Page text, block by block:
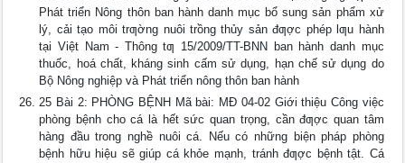
Phát triển Nông thôn ban hành danh mục bổ sung sản phẩm xử
lý, cải tạo môi trƣờng nuôi trồng thủy sản đƣợc phép lƣu hành
tại Việt Nam - Thông tƣ 15/2009/TT-BNN ban hành danh mục
thuốc, hoá chất, kháng sinh cấm sử dụng, hạn chế sử dụng do
Bộ Nông nghiệp và Phát triển nông thôn ban hành
25 Bài 2: PHÒNG BỆNH Mã bài: MĐ 04-02 Giới thiệu Công việc
phòng bệnh cho cá là hết sức quan trọng, cần đƣợc quan tâm
hàng đầu trong nghề nuôi cá. Nếu có những biện pháp phòng
bệnh hữu hiệu sẽ giúp cá khỏe mạnh, tránh đƣợc bệnh tật. Cá